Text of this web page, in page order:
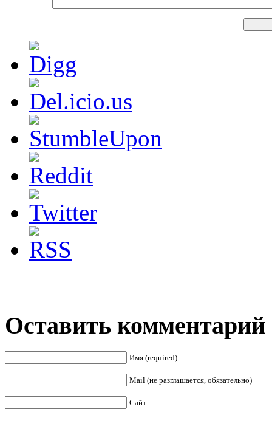
Оставить комментарий
Имя (required)
Mail (не разглашается, обязательно)
Сайт